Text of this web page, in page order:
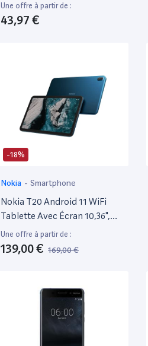
Une offre à partir de :
43,97 €
-18%
Nokia - Smartphone
Nokia T20 Android 11 WiFi
Tablette Avec Écran 10,36",
4Gb Ram/64Gb Rom, Batterie
8200Mah, Appareil Photo
8Mp + 5Mp, Haut-Parleurs
Double Microphone - Ocean
Une offre à partir de :
139,00 € 169,00 €